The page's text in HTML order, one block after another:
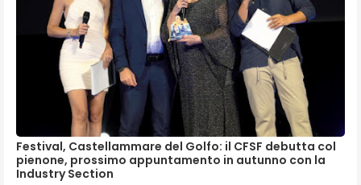
Festival, Castellammare del Golfo: il CFSF debutta col
pienone, prossimo appuntamento in autunno con la
Industry Section